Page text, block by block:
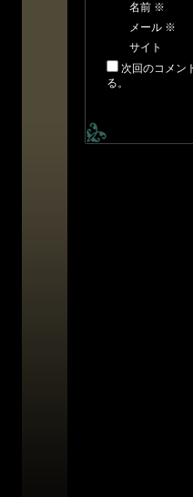
名前 ※
メール ※
サイト
次回のコメン
る。